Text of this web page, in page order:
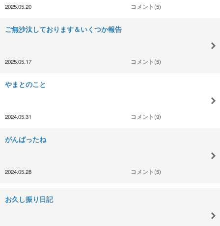
2025.05.20 コメント(5)
ご無沙汰しております＆いくつか報告
2025.05.17 コメント(5)
やまとのこと
2024.05.31 コメント(9)
がんばったね
2024.05.28 コメント(5)
お久し振り日記